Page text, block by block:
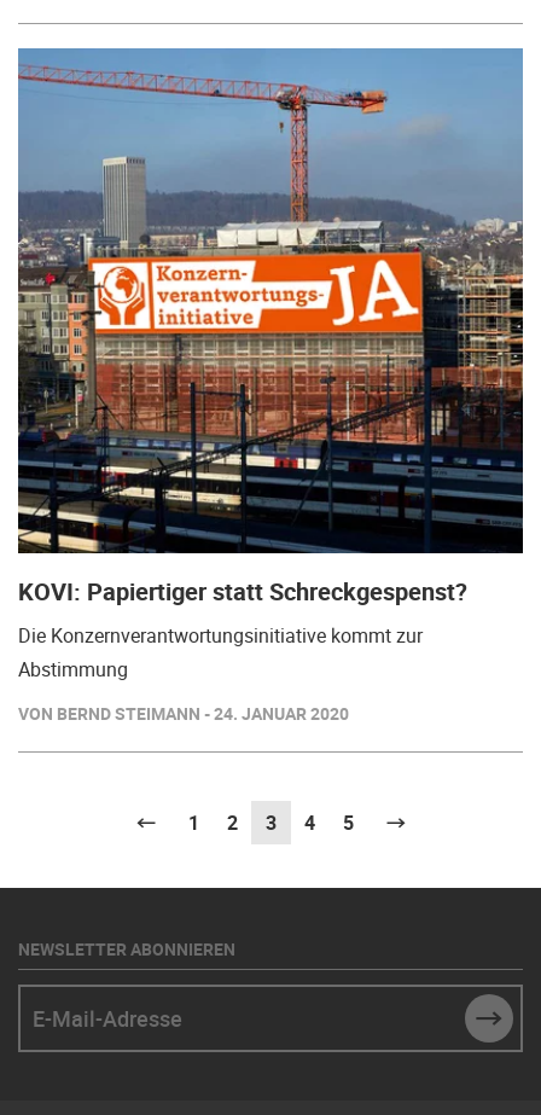
KOVI: Papiertiger statt Schreckgespenst?
Die Konzernverantwortungsinitiative kommt zur
Abstimmung
VON BERND STEIMANN - 24. JANUAR 2020
Vorherige
1 2 3(aktuell)
4 5
NEWSLETTER ABONNIEREN